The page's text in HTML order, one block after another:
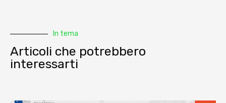
In tema
Articoli che potrebbero
interessarti